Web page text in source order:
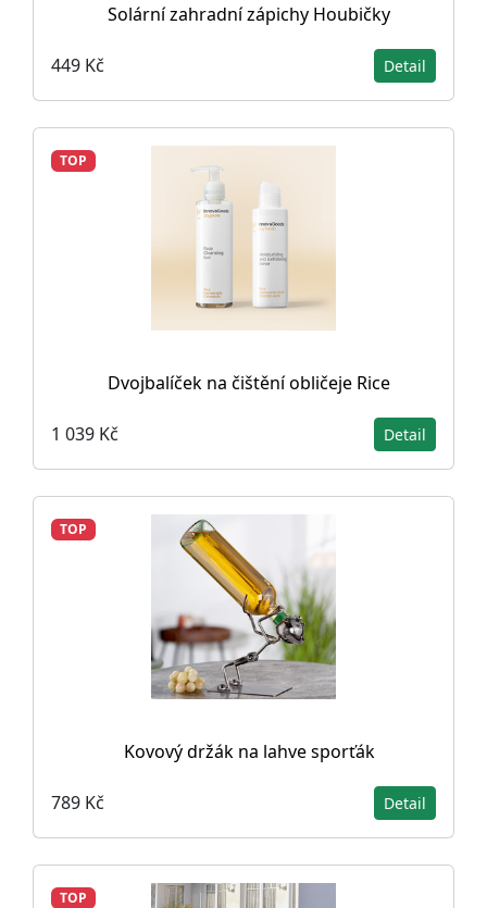
Solární zahradní zápichy Houbičky
449 Kč Detail
TOP
Dvojbalíček na čištění obličeje Rice
1 039 Kč Detail
TOP
Kovový držák na lahve sporťák
789 Kč Detail
TOP